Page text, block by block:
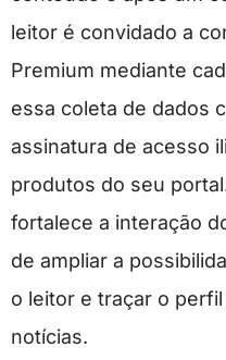
leitor é convidado a
Premium mediante
essa coleta de dados
assinatura de acesso
produtos do seu
fortalece a interação
de ampliar a
o leitor e traçar o
notícias.